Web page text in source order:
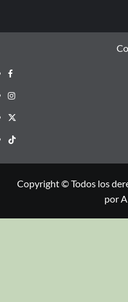
Copyright © Todos los
por